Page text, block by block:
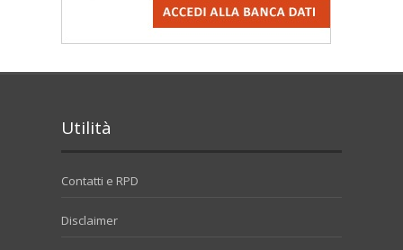
Utilità
Contatti e RPD
Disclaimer